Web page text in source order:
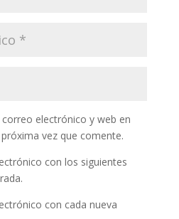
electrónico y web en
vez que comente.
con los siguientes
con cada nueva